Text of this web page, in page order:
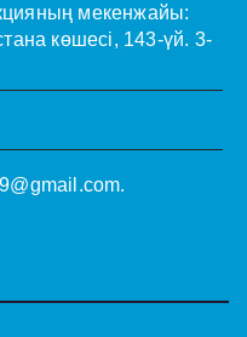
мекенжайы:
көшесі, 143-үй. 3-
.